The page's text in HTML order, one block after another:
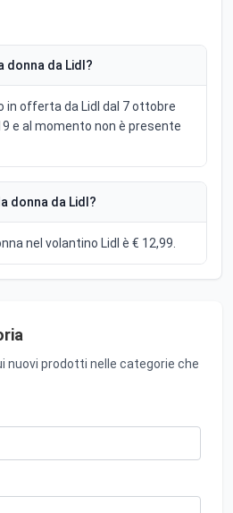
donna da Lidl?
in offerta da Lidl dal 7 ottobre
e al momento non è presente
donna da Lidl?
nel volantino Lidl è € 12,99.
nuovi prodotti nelle categorie che